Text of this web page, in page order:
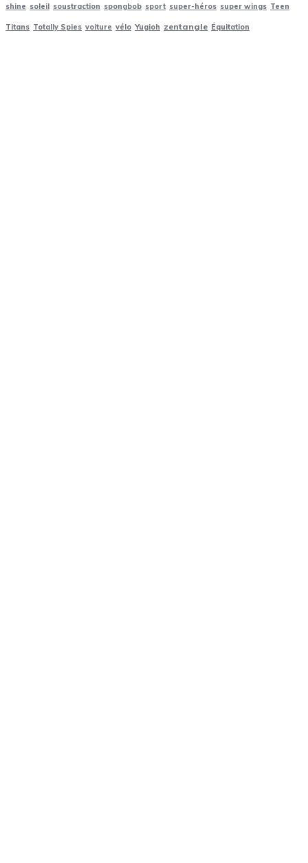
shine soleil soustraction spongbob sport super-héros super wings Teen
Titans Totally Spies voiture vélo Yugioh zentangle Équitation